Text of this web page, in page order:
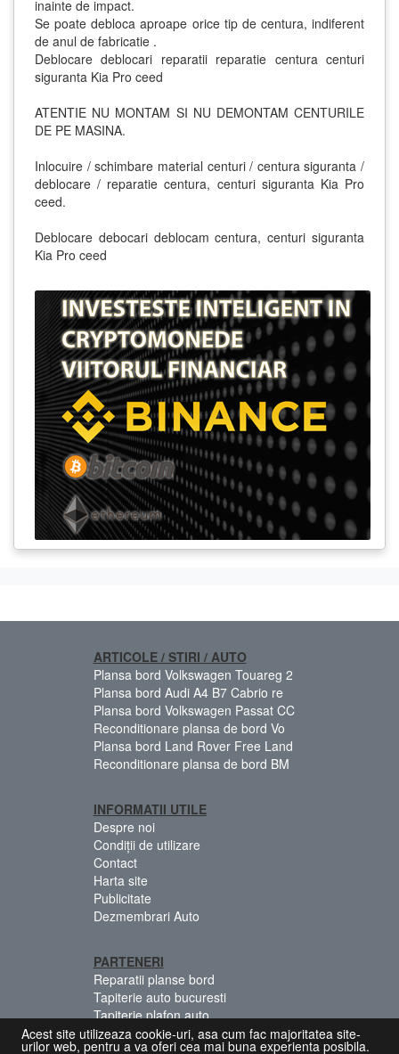
inainte de impact.
Se poate debloca aproape orice tip de centura, indiferent
de anul de fabricatie .
Deblocare deblocari reparatii reparatie centura centuri
siguranta Kia Pro ceed
ATENTIE NU MONTAM SI NU DEMONTAM CENTURILE
DE PE MASINA.
Inlocuire / schimbare material centuri / centura siguranta /
deblocare / reparatie centura, centuri siguranta Kia Pro
ceed.
Deblocare debocari deblocam centura, centuri siguranta
Kia Pro ceed
ARTICOLE / STIRI / AUTO
Plansa bord Volkswagen Touareg 2
Plansa bord Audi A4 B7 Cabrio re
Plansa bord Volkswagen Passat CC
Reconditionare plansa de bord Vo
Plansa bord Land Rover Free Land
Reconditionare plansa de bord BM
INFORMATII UTILE
Despre noi
Condiții de utilizare
Contact
Harta site
Publicitate
Dezmembrari Auto
PARTENERI
Reparatii planse bord
Tapiterie auto bucuresti
Tapiterie plafon auto
Centuri siguranta colorate
Acest site utilizeaza cookie-uri, asa cum fac majoritatea site-
urilor web, pentru a va oferi cea mai buna experienta posibila.